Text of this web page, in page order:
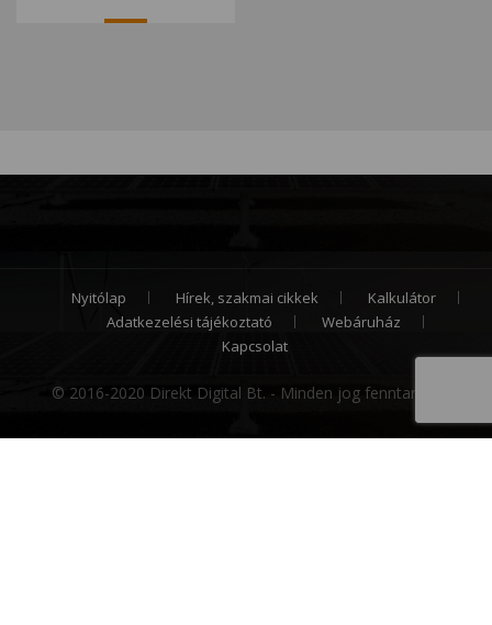
Nyitólap Hírek, szakmai cikkek
Kalkulátor
Adatkezelési tájékoztató
Webáruház
Kapcsolat
© 2016-2020 Direkt Digital Bt. - Minden jog fenntartva.